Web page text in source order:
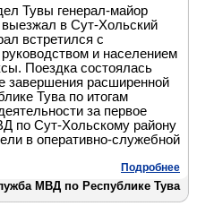
Тувы генерал-майор
в Сут-Хольский
встретился с
и населением
Поездка состоялась
завершения расширенной
Тува по итогам
за первое
по Сут-Хольскому району
в оперативно-служебной
Подробнее
МВД по Республике Тува